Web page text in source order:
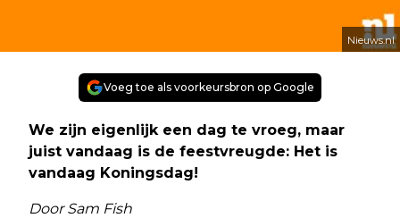
Nieuws.nl
Voeg toe als voorkeursbron op Google
We zijn eigenlijk een dag te vroeg, maar
juist vandaag is de feestvreugde: Het is
vandaag Koningsdag!
Door Sam Fish